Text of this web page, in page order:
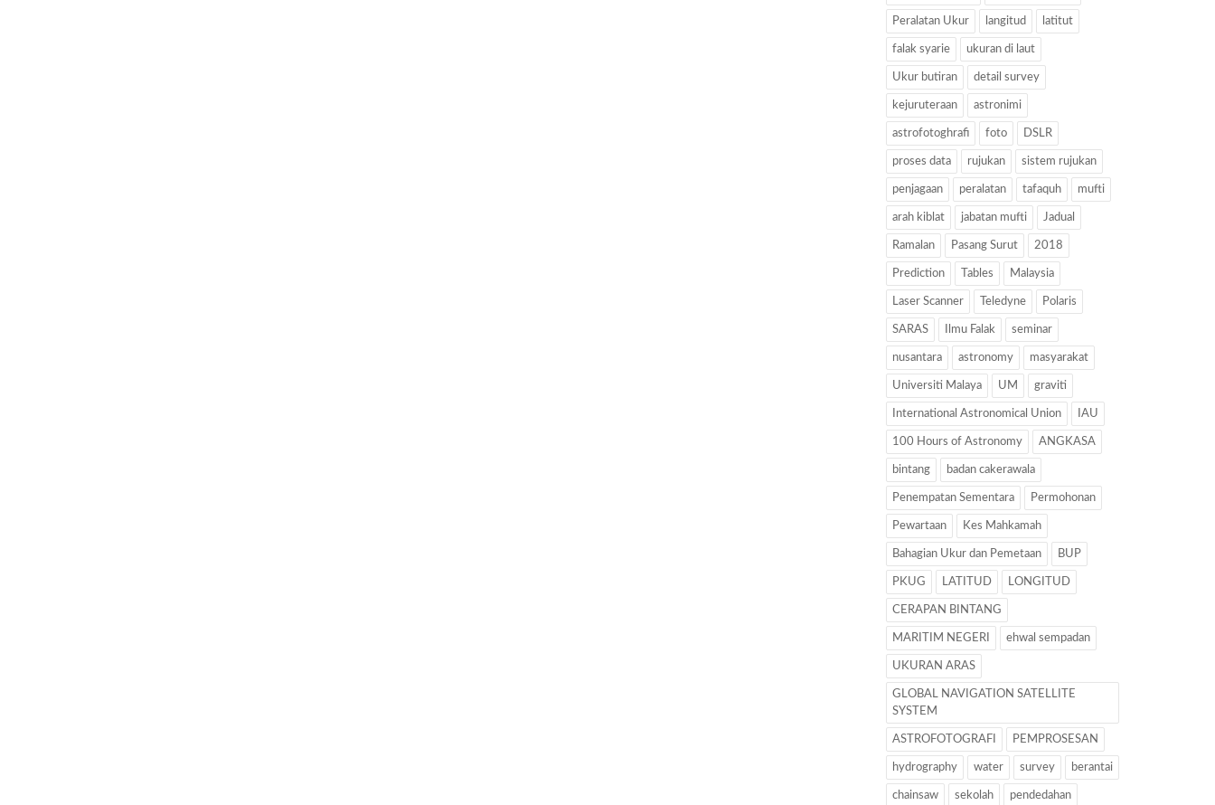
Peralatan Ukur langitud latitut
falak syarie ukuran di laut
Ukur butiran detail survey
kejuruteraan astronimi
astrofotoghrafi foto DSLR
proses data rujukan sistem rujukan
penjagaan peralatan tafaquh mufti
arah kiblat jabatan mufti Jadual
Ramalan Pasang Surut 2018
Prediction Tables Malaysia
Laser Scanner Teledyne Polaris
SARAS Ilmu Falak seminar
nusantara astronomy masyarakat
Universiti Malaya UM graviti
International Astronomical Union IAU
100 Hours of Astronomy ANGKASA
bintang badan cakerawala
Penempatan Sementara Permohonan
Pewartaan Kes Mahkamah
Bahagian Ukur dan Pemetaan BUP
PKUG LATITUD LONGITUD
CERAPAN BINTANG
MARITIM NEGERI ehwal sempadan
UKURAN ARAS
GLOBAL NAVIGATION SATELLITE
SYSTEM
ASTROFOTOGRAFI PEMPROSESAN
hydrography water survey berantai
chainsaw sekolah pendedahan